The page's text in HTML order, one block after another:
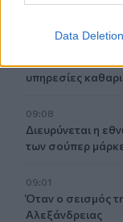
Data Deletion
καμένη έκταση
υπηρεσίες
09:08
Διευρύνεται η
των σούπερ
09:01
Όταν ο σεισμός
Αλεξάνδρειας